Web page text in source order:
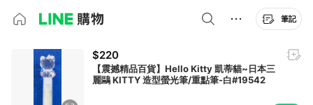
筆記
$220
【震撼精品百貨】Hello Kitty 凱蒂貓~日本三
麗鷗 KITTY 造型螢光筆/重點筆-白#19542